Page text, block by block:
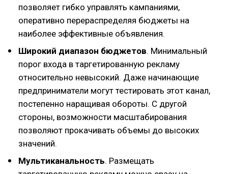
позволяет гибко управлять кампаниями,
оперативно перераспределяя бюджеты на
наиболее эффективные объявления.
Широкий диапазон бюджетов. Минимальный
порог входа в таргетированную рекламу
относительно невысокий. Даже начинающие
предприниматели могут тестировать этот канал,
постепенно наращивая обороты. С другой
стороны, возможности масштабирования
позволяют прокачивать объемы до высоких
значений.
Мультиканальность. Размещать